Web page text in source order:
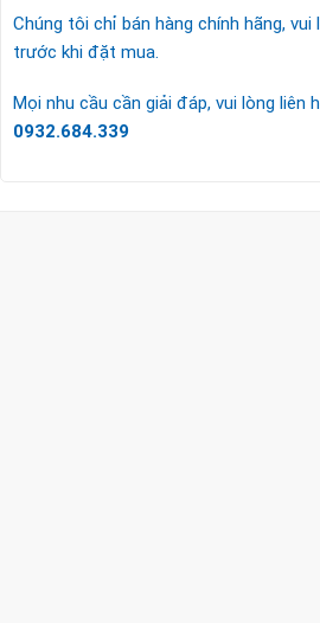
Chúng tôi chỉ bán hàng chính hãng,
trước khi đặt mua.
Mọi nhu cầu cần giải đáp, vui lòng liên
0932.684.339